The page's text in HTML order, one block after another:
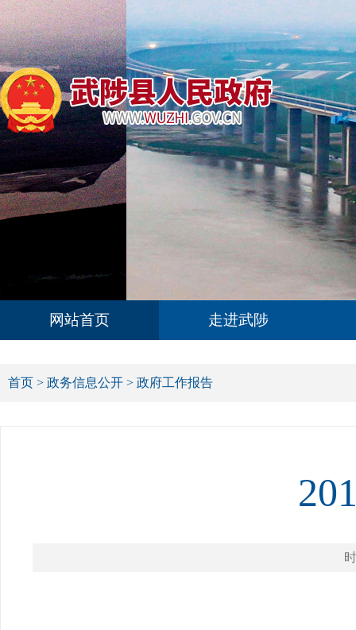
网站首页 走进武陟
首页 > 政务信息公开 > 政府工作报告